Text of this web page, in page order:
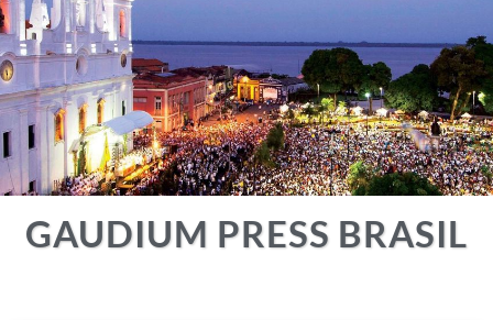
GAUDIUM PRESS BRASIL